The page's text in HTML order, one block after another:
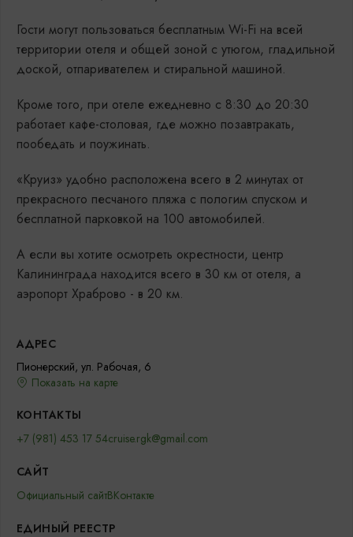
Гости могут пользоваться бесплатным Wi-Fi на всей
территории отеля и общей зоной с утюгом, гладильной
доской, отпаривателем и стиральной машиной.
Кроме того, при отеле ежедневно с 8:30 до 20:30
работает кафе-столовая, где можно позавтракать,
пообедать и поужинать.
«Круиз» удобно расположена всего в 2 минутах от
прекрасного песчаного пляжа с пологим спуском и
бесплатной парковкой на 100 автомобилей.
А если вы хотите осмотреть окрестности, центр
Калининграда находится всего в 30 км от отеля, а
аэропорт Храброво - в 20 км.
АДРЕС
Пионерский, ул. Рабочая, 6
Показать на карте
КОНТАКТЫ
+7 (981) 453 17 54cruise.rgk@gmail.com
САЙТ
Официальный сайтВКонтакте
ЕДИНЫЙ РЕЕСТР